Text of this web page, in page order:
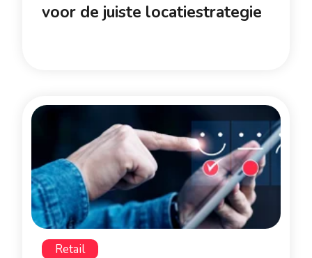
voor de juiste locatiestrategie
Retail